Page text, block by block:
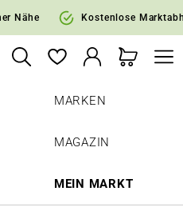
springen
Nähe Kostenlose
MARKEN
MAGAZIN
MEIN MARKT